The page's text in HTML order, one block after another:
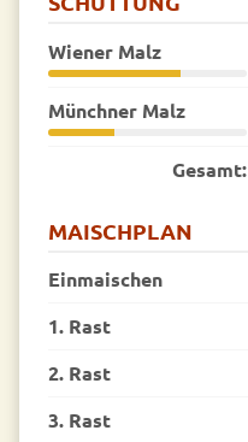
Wiener Malz
Münchner Malz
Gesamt:
MAISCHPLAN
Einmaischen
1. Rast
2. Rast
3. Rast